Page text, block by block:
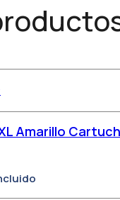
Amarillo